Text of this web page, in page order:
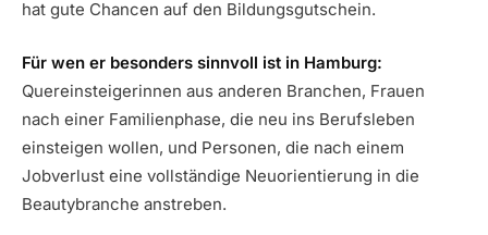
hat gute Chancen auf den Bildungsgutschein.
Für wen er besonders sinnvoll ist in Hamburg:
Quereinsteigerinnen aus anderen Branchen, Frauen
nach einer Familienphase, die neu ins Berufsleben
einsteigen wollen, und Personen, die nach einem
Jobverlust eine vollständige Neuorientierung in die
Beautybranche anstreben.